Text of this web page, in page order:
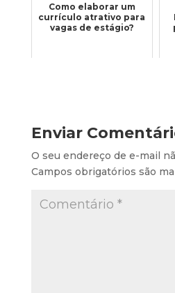
Como elaborar um
currículo atrativo para
vagas de estágio?
Enviar
O seu endereço de e-mail
Campos obrigatórios são